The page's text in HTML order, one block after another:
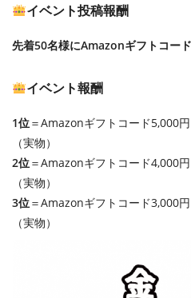
イベント投稿報酬
先着50名様にAmazonギフトコー
イベント報酬
1位＝Amazonギフトコード5,000
（実物）
2位＝Amazonギフトコード4,000
（実物）
3位＝Amazonギフトコード3,000
（実物）